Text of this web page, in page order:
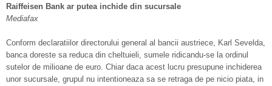
Raiffeisen Bank ar putea inchide din sucursale
Mediafax
Conform declaratiilor directorului general al bancii austriece, Karl Sevelda,
banca doreste sa reduca din cheltuieli, sumele ridicandu-se la ordinul
sutelor de milioane de euro. Chiar daca acest lucru presupune inchiderea
unor sucursale, grupul nu intentioneaza sa se retraga de pe nicio piata, in